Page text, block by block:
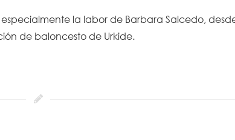
la labor de Barbara Salcedo,
de baloncesto de Urkide.